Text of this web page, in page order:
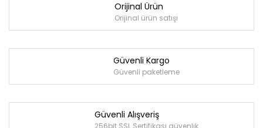
Orijinal Ürün
Orijinal ürün satışı
Güvenli Kargo
Güvenli paketleme
Güvenli Alışveriş
256bit SSL Sertifikası güvenlik